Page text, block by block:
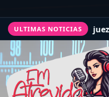
ULTIMAS NOTICIAS
liberó a una